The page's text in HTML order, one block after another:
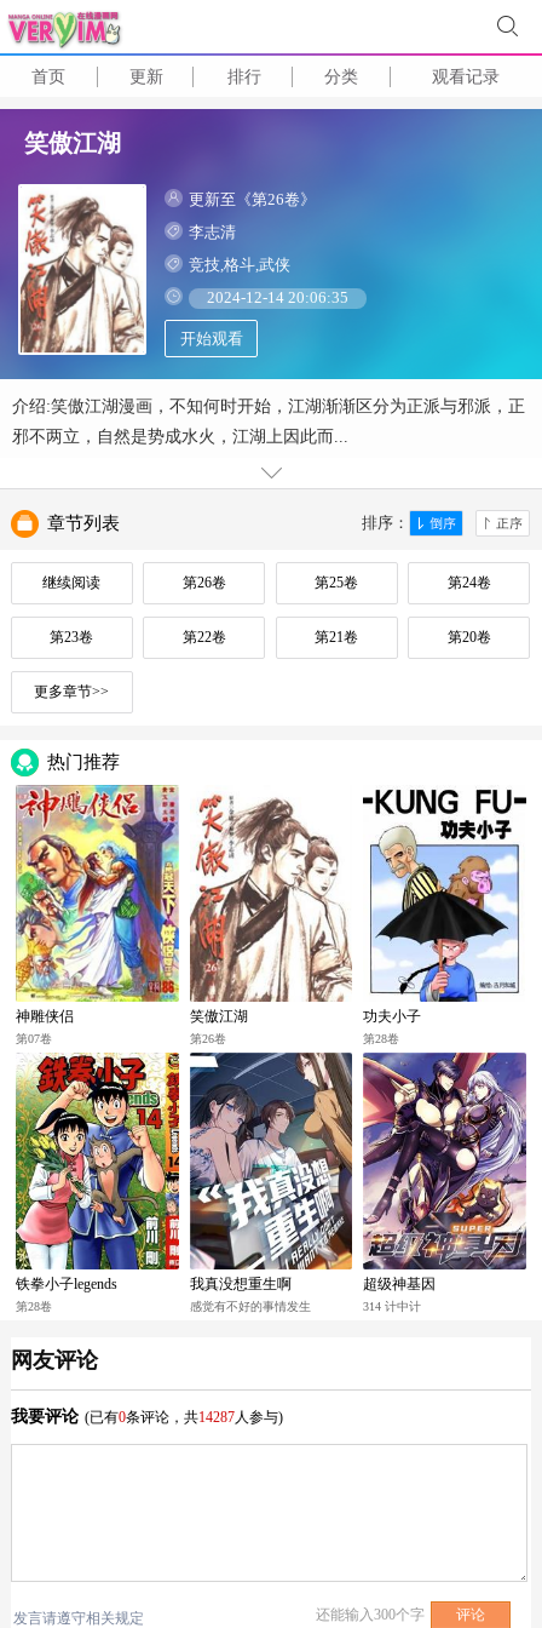
首页 更新 排行 分类 观看记录
笑傲江湖
更新至《第26卷》
李志清
竞技,格斗,武侠
2024-12-14 20:06:35
开始观看
介绍:笑傲江湖漫画，不知何时开始，江湖渐渐区分为正派与邪派，正
邪不两立，自然是势成水火，江湖上因此而...
排序：
章节列表
继续阅读 第26卷 第25卷 第24卷
第23卷 第22卷 第21卷 第20卷
更多章节>>
热门推荐
神雕侠侣
第07卷
笑傲江湖
第26卷
功夫小子
第28卷
铁拳小子legends
第28卷
我真没想重生啊
感觉有不好的事情发生
超级神基因
314 计中计
网友评论
我要评论 (已有0条评论，共14287人参与)
发言请遵守相关规定 还能输入300个字